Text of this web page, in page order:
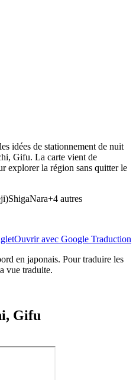
idées de stationnement de nuit
Gifu. La carte vient de
explorer la région sans quitter le
ShigaNara+4 autres
Ouvrir avec Google Traduction
en japonais. Pour traduire les
vue traduite.
Gifu